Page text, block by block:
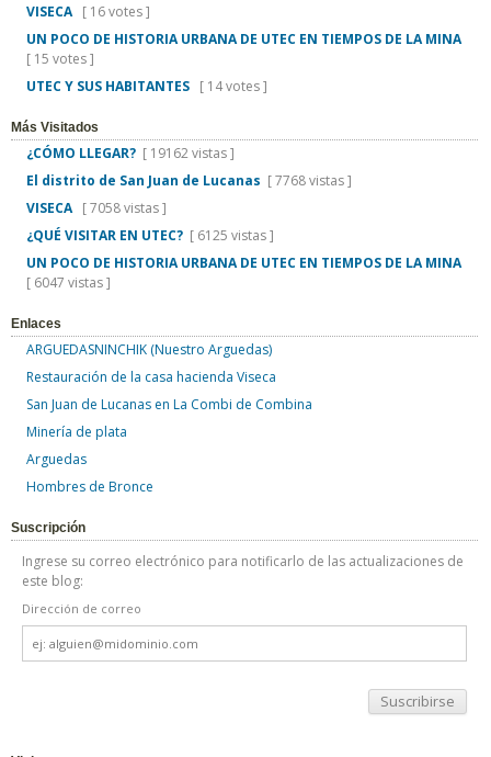
VISECA [ 16 votes ]
UN POCO DE HISTORIA URBANA DE UTEC EN TIEMPOS DE LA MINA
[ 15 votes ]
UTEC Y SUS HABITANTES [ 14 votes ]
Más Visitados
¿CÓMO LLEGAR? [ 19162 vistas ]
El distrito de San Juan de Lucanas [ 7768 vistas ]
VISECA [ 7058 vistas ]
¿QUÉ VISITAR EN UTEC? [ 6125 vistas ]
UN POCO DE HISTORIA URBANA DE UTEC EN TIEMPOS DE LA MINA
[ 6047 vistas ]
Enlaces
ARGUEDASNINCHIK (Nuestro Arguedas)
Restauración de la casa hacienda Viseca
San Juan de Lucanas en La Combi de Combina
Minería de plata
Arguedas
Hombres de Bronce
Suscripción
Ingrese su correo electrónico para notificarlo de las actualizaciones de
este blog:
Dirección de correo
Dirección
de
correo